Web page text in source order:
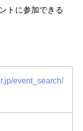
トに参加できる
event_search/